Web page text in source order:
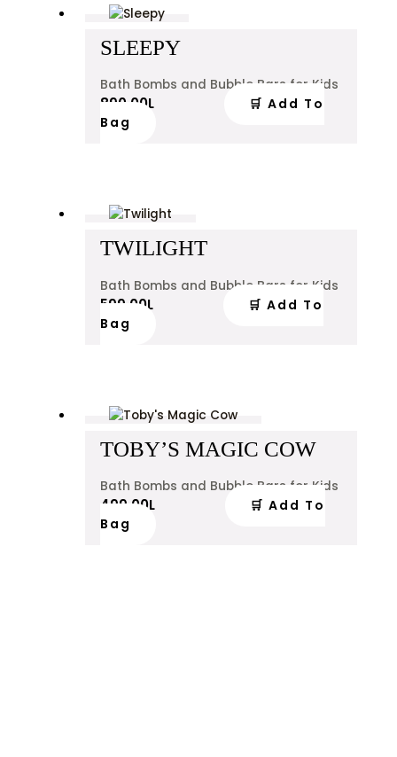
SLEEPY
Bath Bombs and Bubble Bars for Kids
890.00L
🛒 Add To
Bag
TWILIGHT
Bath Bombs and Bubble Bars for Kids
599.00L
🛒 Add To
Bag
TOBY’S MAGIC COW
Bath Bombs and Bubble Bars for Kids
499.00L
🛒 Add To
Bag